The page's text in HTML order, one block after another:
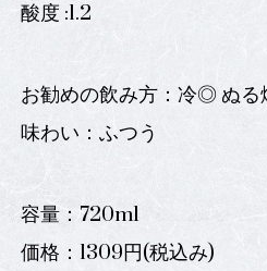
酸度 :1.2
お勧めの飲み方：冷◎ ぬ
味わい：ふつう
容量：720ml
価格：1309円(税込み)